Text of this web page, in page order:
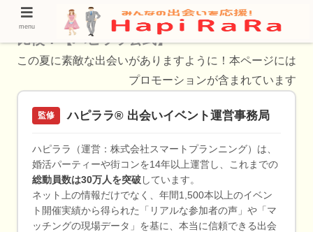
西小山の40代におすすめの婚活方法を徹底
比較！【ハピララ公式】
この夏に素敵な出会いがありますように！本ページには
プロモーションが含まれています
監修 ハピララ® 出会いイベント運営事務局
ハピララ（運営：株式会社スマートプランニング）は、
婚活パーティーや街コンを14年以上運営し、これまでの
総動員数は30万人を突破 しています。
ネット上の情報だけでなく、年間1,500本以上のイベン
ト開催実績から得られた「リアルな参加者の声」や「マ
ッチングの現場データ」を基に、本当に信頼できる出会
menu